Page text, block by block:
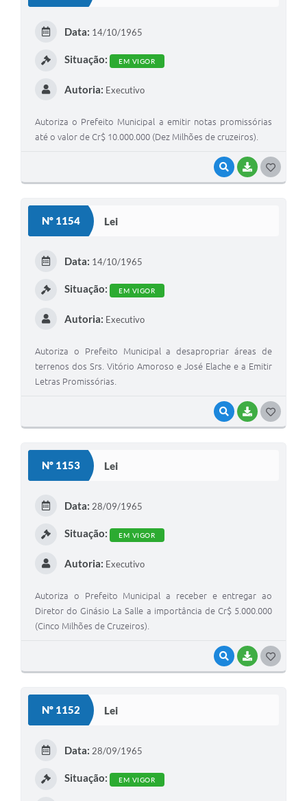
VISUALIZAR
BAIXAR
Data: 14/10/1965
Situação: EM VIGOR
Autoria: Executivo
Autoriza o Prefeito Municipal a emitir notas promissórias
até o valor de Cr$ 10.000.000 (Dez Milhões de cruzeiros).
Nº 1154 Lei
VISUALIZAR
BAIXAR
Data: 14/10/1965
Situação: EM VIGOR
Autoria: Executivo
Autoriza o Prefeito Municipal a desapropriar áreas de
terrenos dos Srs. Vitório Amoroso e José Elache e a Emitir
Letras Promissórias.
Nº 1153 Lei
VISUALIZAR
BAIXAR
Data: 28/09/1965
Situação: EM VIGOR
Autoria: Executivo
Autoriza o Prefeito Municipal a receber e entregar ao
Diretor do Ginásio La Salle a importância de Cr$ 5.000.000
(Cinco Milhões de Cruzeiros).
Nº 1152 Lei
Data: 28/09/1965
Situação: EM VIGOR